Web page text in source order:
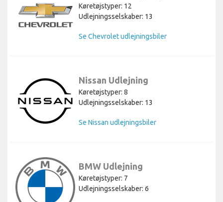
Køretøjstyper: 12
Udlejningsselskaber: 13
Se Chevrolet udlejningsbiler
Nissan Udlejning
Køretøjstyper: 8
Udlejningsselskaber: 13
Se Nissan udlejningsbiler
BMW Udlejning
Køretøjstyper: 7
Udlejningsselskaber: 6